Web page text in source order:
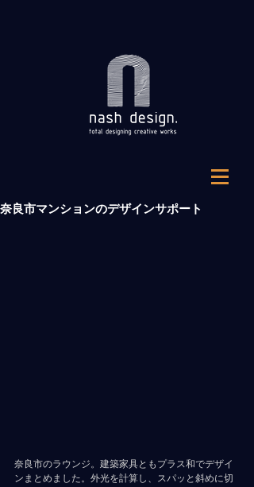
奈良市マンションのデザインサポート
奈良市のラウンジ。建築家具ともプラス和でデザイ
ンまとめました。外光を計算し、スパッと斜めに切